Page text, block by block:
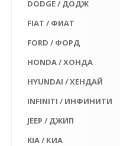
DODGE / ДОДЖ
FIAT / ФИАТ
FORD / ФОРД
HONDA / ХОНДА
HYUNDAI / ХЕНДАЙ
INFINITI / ИНФИНИТИ
JEEP / ДЖИП
KIA / КИА